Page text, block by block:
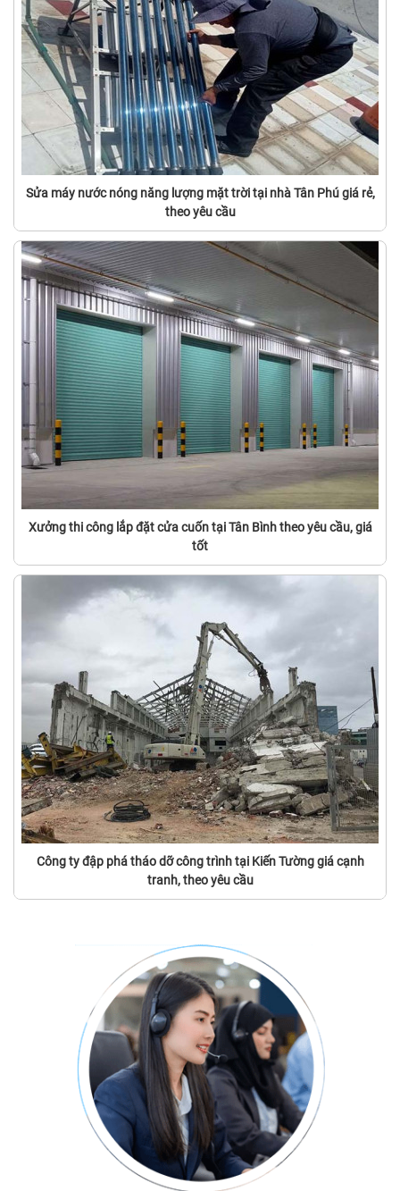
Sửa máy nước nóng năng lượng mặt trời tại nhà Tân Phú giá rẻ,
theo yêu cầu
Xưởng thi công lắp đặt cửa cuốn tại Tân Bình theo yêu cầu, giá
tốt
Công ty đập phá tháo dỡ công trình tại Kiến Tường giá cạnh
tranh, theo yêu cầu